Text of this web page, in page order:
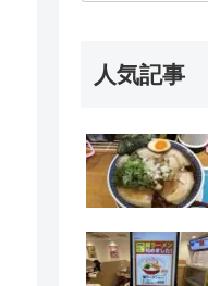
人気記事